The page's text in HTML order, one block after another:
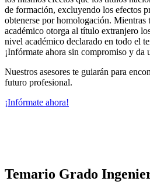
de formación, excluyendo los efectos
obtenerse por homologación. Mientras
académico otorga al título extranjero
nivel académico declarado en todo el
¡Infórmate ahora sin compromiso y da
Nuestros asesores te guiarán para
futuro profesional.
¡Infórmate ahora!
Temario Grado